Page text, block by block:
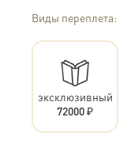
Виды переплета:
эксклюзивный
72000 ₽